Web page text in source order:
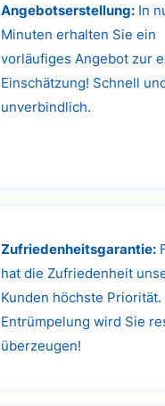
Angebotserstellung:In
Minuten erhalten Sie ein
vorläufiges Angebot zur
Einschätzung! Schnell
unverbindlich.
Zufriedenheitsgarantie:
hat die Zufriedenheit
Kunden höchste Priorität.
Entrümpelung wird Sie
überzeugen!